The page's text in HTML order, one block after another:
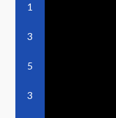
1
3
5
3